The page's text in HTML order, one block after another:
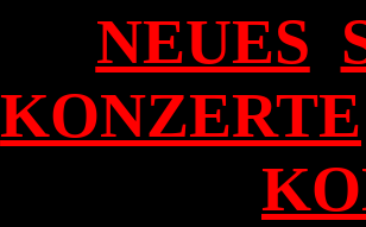
NEUES
KONZERTE